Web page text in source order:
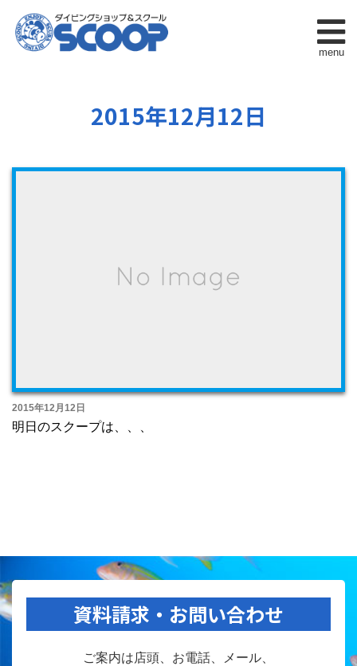
menu
2015年12月12日
2015年12月12日
明日のスクープは、、、
資料請求・お問い合わせ
ご案内は店頭、お電話、メール、